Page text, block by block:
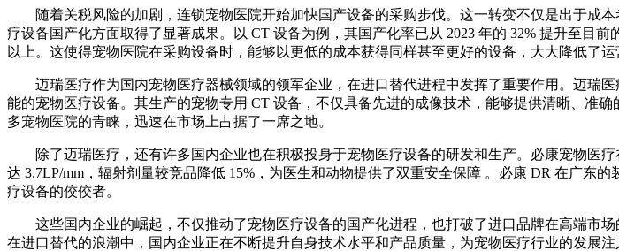
随着关税风险的加剧，连锁宠物医院开始加快国产设备的采购步伐。这一转变不仅是出于成
疗设备国产化方面取得了显著成果。以 CT 设备为例，其国产化率已从 2023 年的 32% 提升至目
以上。这使得宠物医院在采购设备时，能够以更低的成本获得同样甚至更好的设备，大大降低了运
迈瑞医疗作为国内宠物医疗器械领域的领军企业，在进口替代进程中发挥了重要作用。迈瑞
能的宠物医疗设备。其生产的宠物专用 CT 设备，不仅具备先进的成像技术，能够提供清晰、准
多宠物医院的青睐，迅速在市场上占据了一席之地。
除了迈瑞医疗，还有许多国内企业也在积极投身于宠物医疗设备的研发和生产。必康宠物医
达 3.7LP/mm，辐射剂量较竞品降低 15%，为医生和动物提供了双重安全保障 。必康 DR 在广东
疗设备的佼佼者。
这些国内企业的崛起，不仅推动了宠物医疗设备的国产化进程，也打破了进口品牌在高端市
在进口替代的浪潮中，国内企业正在不断提升自身技术水平和产品质量，为宠物医疗行业的发展